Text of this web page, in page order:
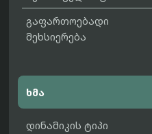
გაფართოებადი
მეხსიერება
ხმა
დინამიკის ტიპი